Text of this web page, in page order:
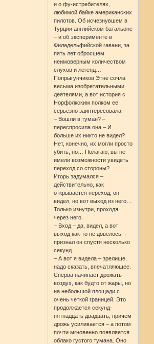
и о фу-истребителях,
любимой байке американских
пилотов. Об исчезнувшем в
Турции английском батальоне
– и об эксперименте в
Филадельфийской гавани, за
пять лет обросшем
неимоверным количеством
слухов и легенд…
Попрыгунчиков Этне сочла
весьма изобретательными
деятелями, а вот история с
Норфолкским полком ее
серьезно заинтересовала.
– Вошли в туман? –
переспросила она – И
больше их никто не видел?
Нет, конечно, их могли просто
убить, но… Полагаю, вы не
имели возможности увидеть
переход со стороны?
Игорь задумался –
действительно, как
открывается переход, он
видел, но вот выход из него…
Только изнутри, проходя
через него.
– Вход – да, видел, а вот
выход как-то не довелось, –
признал он спустя несколько
секунд.
– А вот я видела – зрелище,
надо сказать, впечатляющее.
Сперва начинает дрожать
воздух, как будто от жары, но
на небольшой площади с
очень четкой границей. Это
продолжается секунд-
пятнадцать двадцать, причем
дрожь усиливается – а потом
почти мгновенно появляется
облако густого тумана. Оно